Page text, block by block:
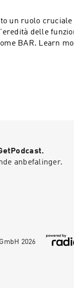
un ruolo cruciale
delle
more
anbefalinger.
2026